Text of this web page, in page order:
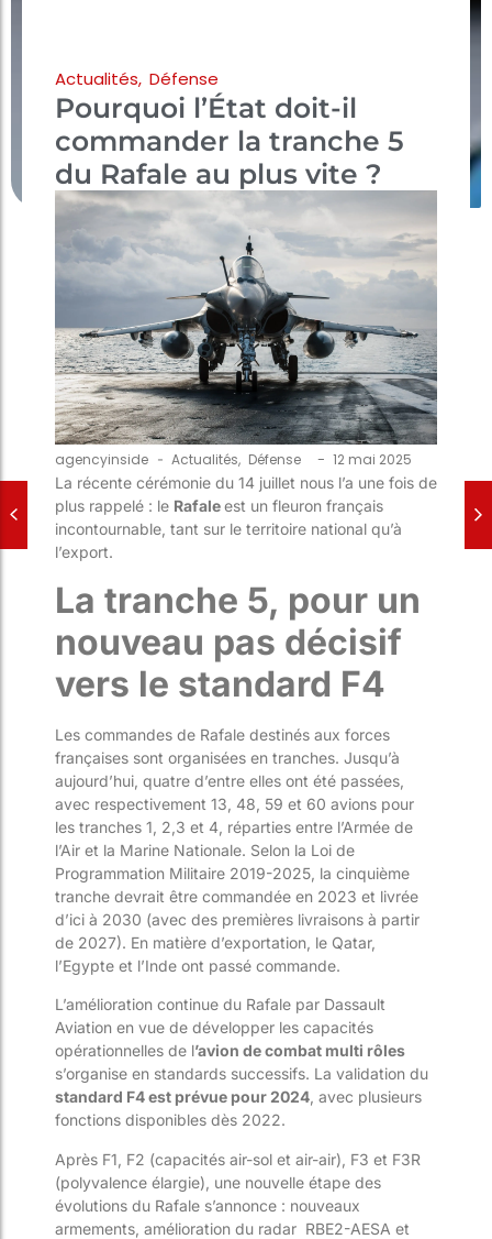
Actualités, Défense
Pourquoi l’État doit-il
commander la tranche 5
du Rafale au plus vite ?
agencyinside - Actualités, Défense - 12 mai 2025
La récente cérémonie du 14 juillet nous l’a une fois de
plus rappelé : le Rafaleest un fleuron français
incontournable, tant sur le territoire national qu’à
l’export.
La tranche 5, pour un
nouveau pas décisif
vers le standard F4
Les commandes de Rafale destinés aux forces
françaises sont organisées en tranches. Jusqu’à
aujourd’hui, quatre d’entre elles ont été passées,
avec respectivement 13, 48, 59 et 60 avions pour
les tranches 1, 2,3 et 4, réparties entre l’Armée de
l’Air et la Marine Nationale. Selon la Loi de
Programmation Militaire 2019-2025, la cinquième
tranche devrait être commandée en 2023 et livrée
d’ici à 2030 (avec des premières livraisons à partir
de 2027). En matière d’exportation, le Qatar,
l’Egypte et l’Inde ont passé commande.
L’amélioration continue du Rafale par Dassault
Aviation en vue de développer les capacités
opérationnelles de l’avion de combat multi rôles
s’organise en standards successifs. La validation du
standard F4 est prévue pour 2024 , avec plusieurs
fonctions disponibles dès 2022.
Après F1, F2 (capacités air-sol et air-air), F3 et F3R
(polyvalence élargie), une nouvelle étape des
évolutions du Rafale s’annonce : nouveaux
armements, amélioration du radar RBE2-AESA et